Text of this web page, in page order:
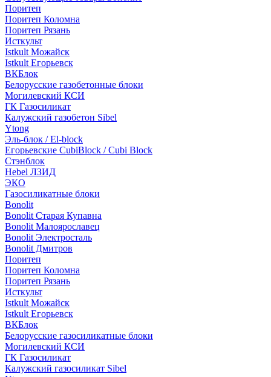
Поритеп
Поритеп Коломна
Поритеп Рязань
Исткульт
Istkult Можайск
Istkult Егорьевск
ВКБлок
Белорусские газобетонные блоки
Могилевский КСИ
ГК Газосиликат
Калужский газобетон Sibel
Ytong
Эль-блок / El-block
Егорьевские CubiBlock / Cubi Block
Стэнблок
Hebel ЛЗИД
ЭКО
Газосиликатные блоки
Bonolit
Bonolit Старая Купавна
Bonolit Малоярославец
Bonolit Электросталь
Bonolit Дмитров
Поритеп
Поритеп Коломна
Поритеп Рязань
Исткульт
Istkult Можайск
Istkult Егорьевск
ВКБлок
Белорусские газосиликатные блоки
Могилевский КСИ
ГК Газосиликат
Калужский газосиликат Sibel